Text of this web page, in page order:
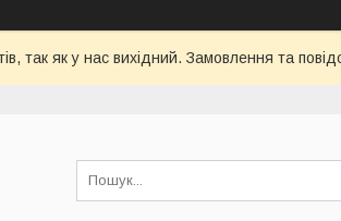
так як у нас вихідний. Замовлення та